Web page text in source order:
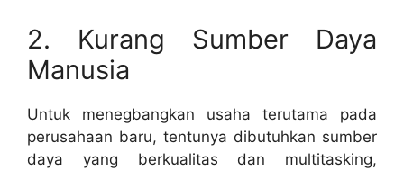
2. Kurang Sumber Daya
Manusia
Untuk menegbangkan usaha terutama pada
perusahaan baru, tentunya dibutuhkan sumber
daya yang berkualitas dan multitasking,